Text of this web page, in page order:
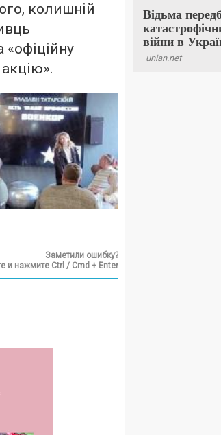
колишній
«офіційну
Заметили ошибку?
и нажмите Ctrl / Cmd + Enter